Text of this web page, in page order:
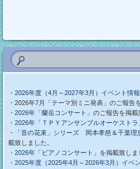
・ 2026年度（4月～2027年3月）イベント情報
・2026年7月「テーマ別ミニ発表」のご報告
・ 2026年「蘭岳コンサート」 のご報告を掲載
・ 2026年「ＴＰＹアンサンブルオーケストラ
・
「音の花束」シリーズ 岡本孝慈＆千葉理
載致しました。
・ 2026年「ピアノコンサート」 を掲載致しま
・2025年度（2025年4月～2026年3月）イベ